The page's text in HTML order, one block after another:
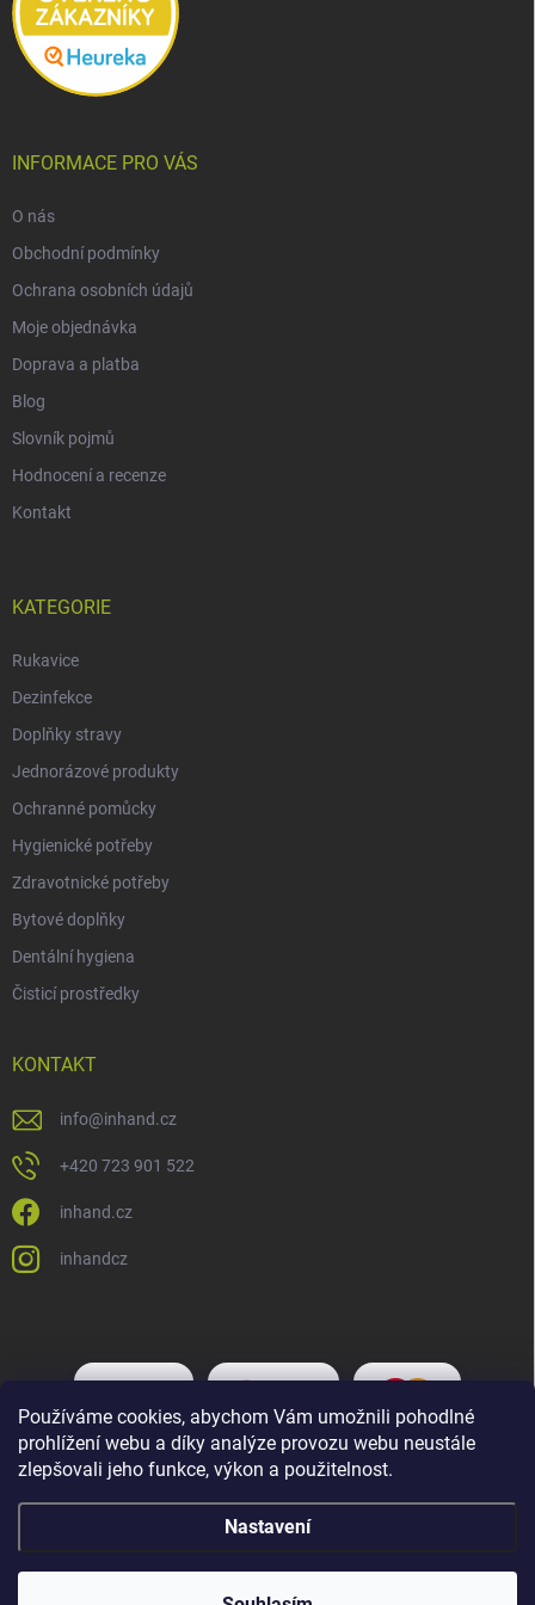
Používáme cookies, abychom Vám umožnili pohodlné
prohlížení webu a díky analýze provozu webu neustále
zlepšovali jeho funkce, výkon a použitelnost.
Nastavení
INFORMACE PRO VÁS
O nás
Obchodní podmínky
Ochrana osobních údajů
Moje objednávka
Doprava a platba
Blog
Slovník pojmů
Hodnocení a recenze
Kontakt
KATEGORIE
Rukavice
Dezinfekce
Doplňky stravy
Jednorázové produkty
Ochranné pomůcky
Hygienické potřeby
Zdravotnické potřeby
Bytové doplňky
Dentální hygiena
Čisticí prostředky
KONTAKT
info@inhand.cz
+420 723 901 522
inhand.cz
inhandcz
Copyright 2026Inhand.cz. Všechna práva vyhrazena.Upravit nastavení
cookies